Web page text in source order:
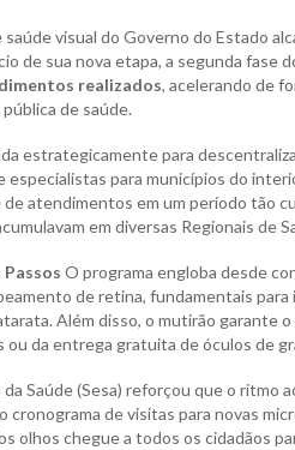
visual do Governo do Estado
de sua nova etapa, a segunda fase
realizados, acelerando de
de saúde.
estrategicamente para
especialistas para municípios do
atendimentos em um período tão
em diversas Regionais de
O programa engloba desde
de retina, fundamentais
Além disso, o mutirão
da entrega gratuita de óculos de
Saúde (Sesa) reforçou que o ritmo
cronograma de visitas para novas
olhos chegue a todos os cidadãos